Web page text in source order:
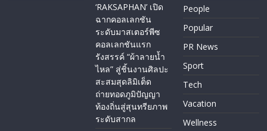
‘RAKSAPHAN’ เปิด
ฉากคอลเลกชัน
ระดับมาสเตอร์พีซ
คอลเลกชันแรก
รังสรรค์ “ผ้าลายน้ำ
ไหล” สู่ชิ้นงานศิลปะ
สะสมสุดลิมิเต็ด
ถ่ายทอดภูมิปัญญา
ท้องถิ่นสู่สุนทรียภาพ
ระดับสากล
People
Popular
PR News
Sport
Tech
Vacation
Wellness